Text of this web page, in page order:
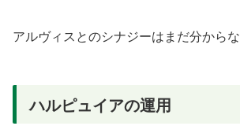
アルヴィスとのシナジーはまだ分からな
ハルピュイアの運用